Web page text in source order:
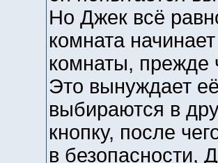
Но Джек всё
комната
комнаты, прежде
Это вынуждает
выбираются в
кнопку, после
в безопасности,